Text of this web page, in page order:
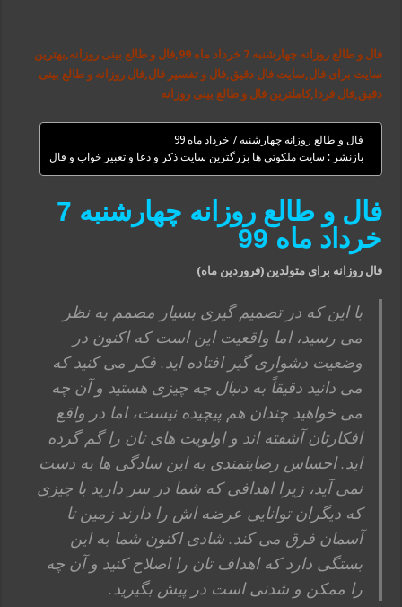
فال و طالع روزانه چهارشنبه 7 خرداد ماه 99,فال و طالع بینی روزانه,بهترین
سایت برای فال,سایت فال دقیق,فال و تفسیر فال,فال روزانه و طالع بینی
دقیق,فال فردا,کاملترین فال و طالع بینی روزانه
فال و طالع روزانه چهارشنبه 7 خرداد ماه 99
بازنشر : سایت ملکوتی ها بزرگترین سایت ذکر و دعا و تعبیر خواب و فال
فال و طالع روزانه چهارشنبه 7
خرداد ماه 99
فال روزانه برای متولدین (فروردین ماه)
با این که در تصمیم گیری بسیار مصمم به نظر
می رسید، اما واقعیت این است که اکنون در
وضعیت دشواری گیر افتاده اید. فکر می کنید که
می دانید دقیقاً به دنبال چه چیزی هستید و آن چه
می خواهید چندان هم پیچیده نیست، اما در واقع
افکارتان آشفته اند و اولویت های تان را گم گرده
اید. احساس رضایتمندی به این سادگی ها به دست
نمی آید، زیرا اهدافی که شما در سر دارید با چیزی
که دیگران توانایی عرضه اش را دارند زمین تا
آسمان فرق می کند. شادی اکنون شما به این
بستگی دارد که اهداف تان را اصلاح کنید و آن چه
را ممکن و شدنی است در پیش بگیرید.